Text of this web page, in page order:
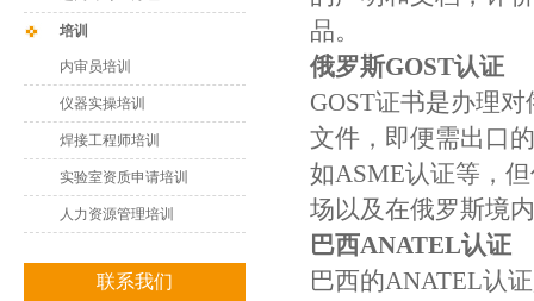
培训
内审员培训
仪器实操培训
焊接工程师培训
实验室资质申请培训
人力资源管理培训
联系我们
品。
俄罗斯GOST认证
GOST证书是办理
文件，即便需出口
如ASME认证等，
场以及在俄罗斯境
巴西ANATEL认证
巴西的ANATEL认